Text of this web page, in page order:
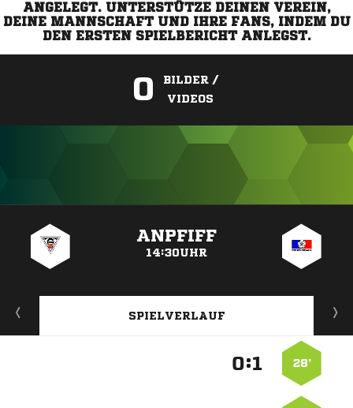
ANGELEGT. UNTERSTÜTZE DEINEN VEREIN,
DEINE MANNSCHAFT UND IHRE FANS, INDEM DU
DEN ERSTEN SPIELBERICHT ANLEGST.
0
BILDER /
VIDEOS
ANPFIFF
14:30UHR
SPIELVERLAUF
28’
: